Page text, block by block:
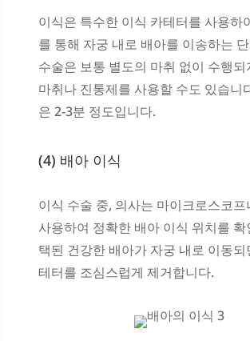
이식은 특수한 이식 카테터를 사용하
를 통해 자궁 내로 배아를 이송하는
수술은 보통 별도의 마취 없이 수행되
마취나 진통제를 사용할 수도 있습니
은 2-3분 정도입니다.
(4) 배아 이식
이식 수술 중, 의사는 마이크로스코
사용하여 정확한 배아 이식 위치를 확
택된 건강한 배아가 자궁 내로 이동
테터를 조심스럽게 제거합니다.